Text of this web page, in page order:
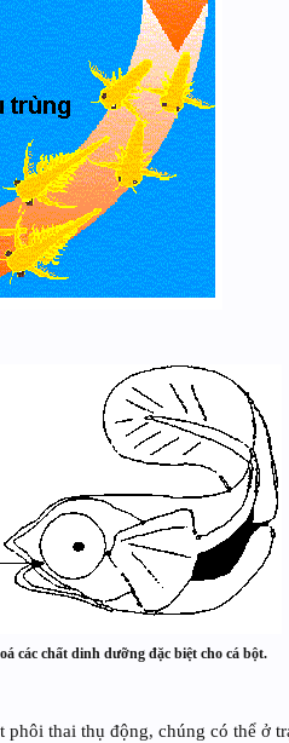
các chất dinh dưỡng đặc biệt cho cá bột.
thai thụ động, chúng có thể ở